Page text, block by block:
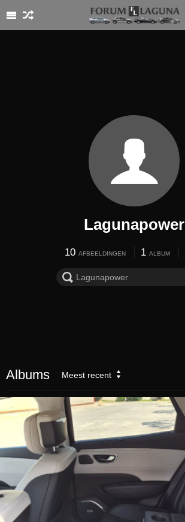
Lagunapower
10 AFBEELDINGEN 1 ALBUM
Albums Meest recent